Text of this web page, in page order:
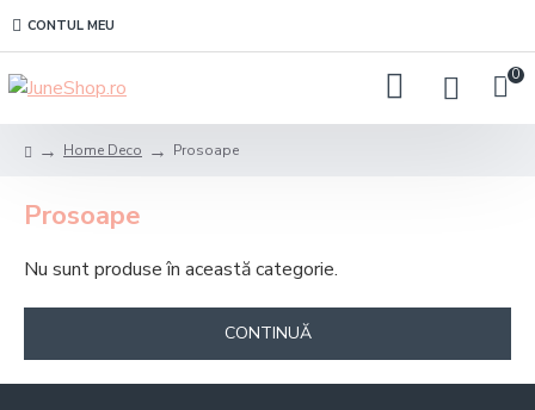
CONTUL MEU
0
Home Deco Prosoape
Prosoape
Nu sunt produse în această categorie.
CONTINUĂ